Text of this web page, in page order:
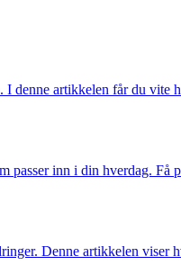
denne artikkelen får du
inn i din hverdag.
Denne artikkelen